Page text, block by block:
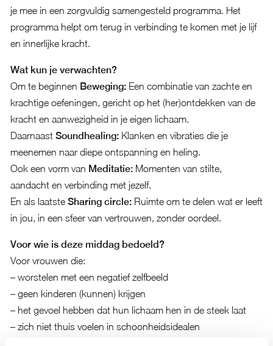
je mee in een zorgvuldig samengesteld programma. Het
programma helpt om terug in verbinding te komen met je lijf
en innerlijke kracht.
Wat kun je verwachten?
Om te beginnen Beweging:Een combinatie van zachte en
krachtige oefeningen, gericht op het (her)ontdekken van de
kracht en aanwezigheid in je eigen lichaam.
Daarnaast Soundhealing:Klanken en vibraties die je
meenemen naar diepe ontspanning en heling.
Ook een vorm van Meditatie:Momenten van stilte,
aandacht en verbinding met jezelf.
En als laatsteSharing circle:Ruimte om te delen wat er leeft
in jou, in een sfeer van vertrouwen, zonder oordeel.
Voor wie is deze middag bedoeld?
Voor vrouwen die:
– worstelen met een negatief zelfbeeld
– geen kinderen (kunnen) krijgen
– het gevoel hebben dat hun lichaam hen in de steek laat
– zich niet thuis voelen in schoonheidsidealen